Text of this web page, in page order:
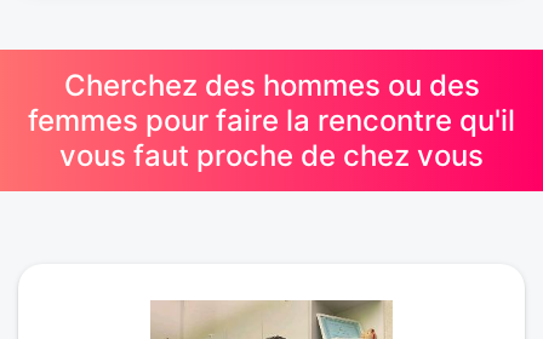
Cherchez des hommes ou des
femmes pour faire la rencontre qu'il
vous faut proche de chez vous